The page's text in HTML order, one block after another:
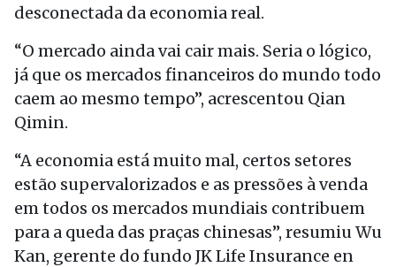
desconectada da economia real.
“O mercado ainda vai cair mais. Seria o lógico,
já que os mercados financeiros do mundo todo
caem ao mesmo tempo”, acrescentou Qian
Qimin.
“A economia está muito mal, certos setores
estão supervalorizados e as pressões à venda
em todos os mercados mundiais contribuem
para a queda das praças chinesas”, resumiu Wu
Kan, gerente do fundo JK Life Insurance en